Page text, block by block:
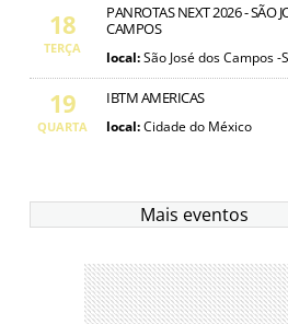
18
TERÇA
PANROTAS NEXT 2026 - SÃO
CAMPOS
local:São José dos Campos -
19
QUARTA
IBTM AMERICAS
local:Cidade do México
Mais eventos